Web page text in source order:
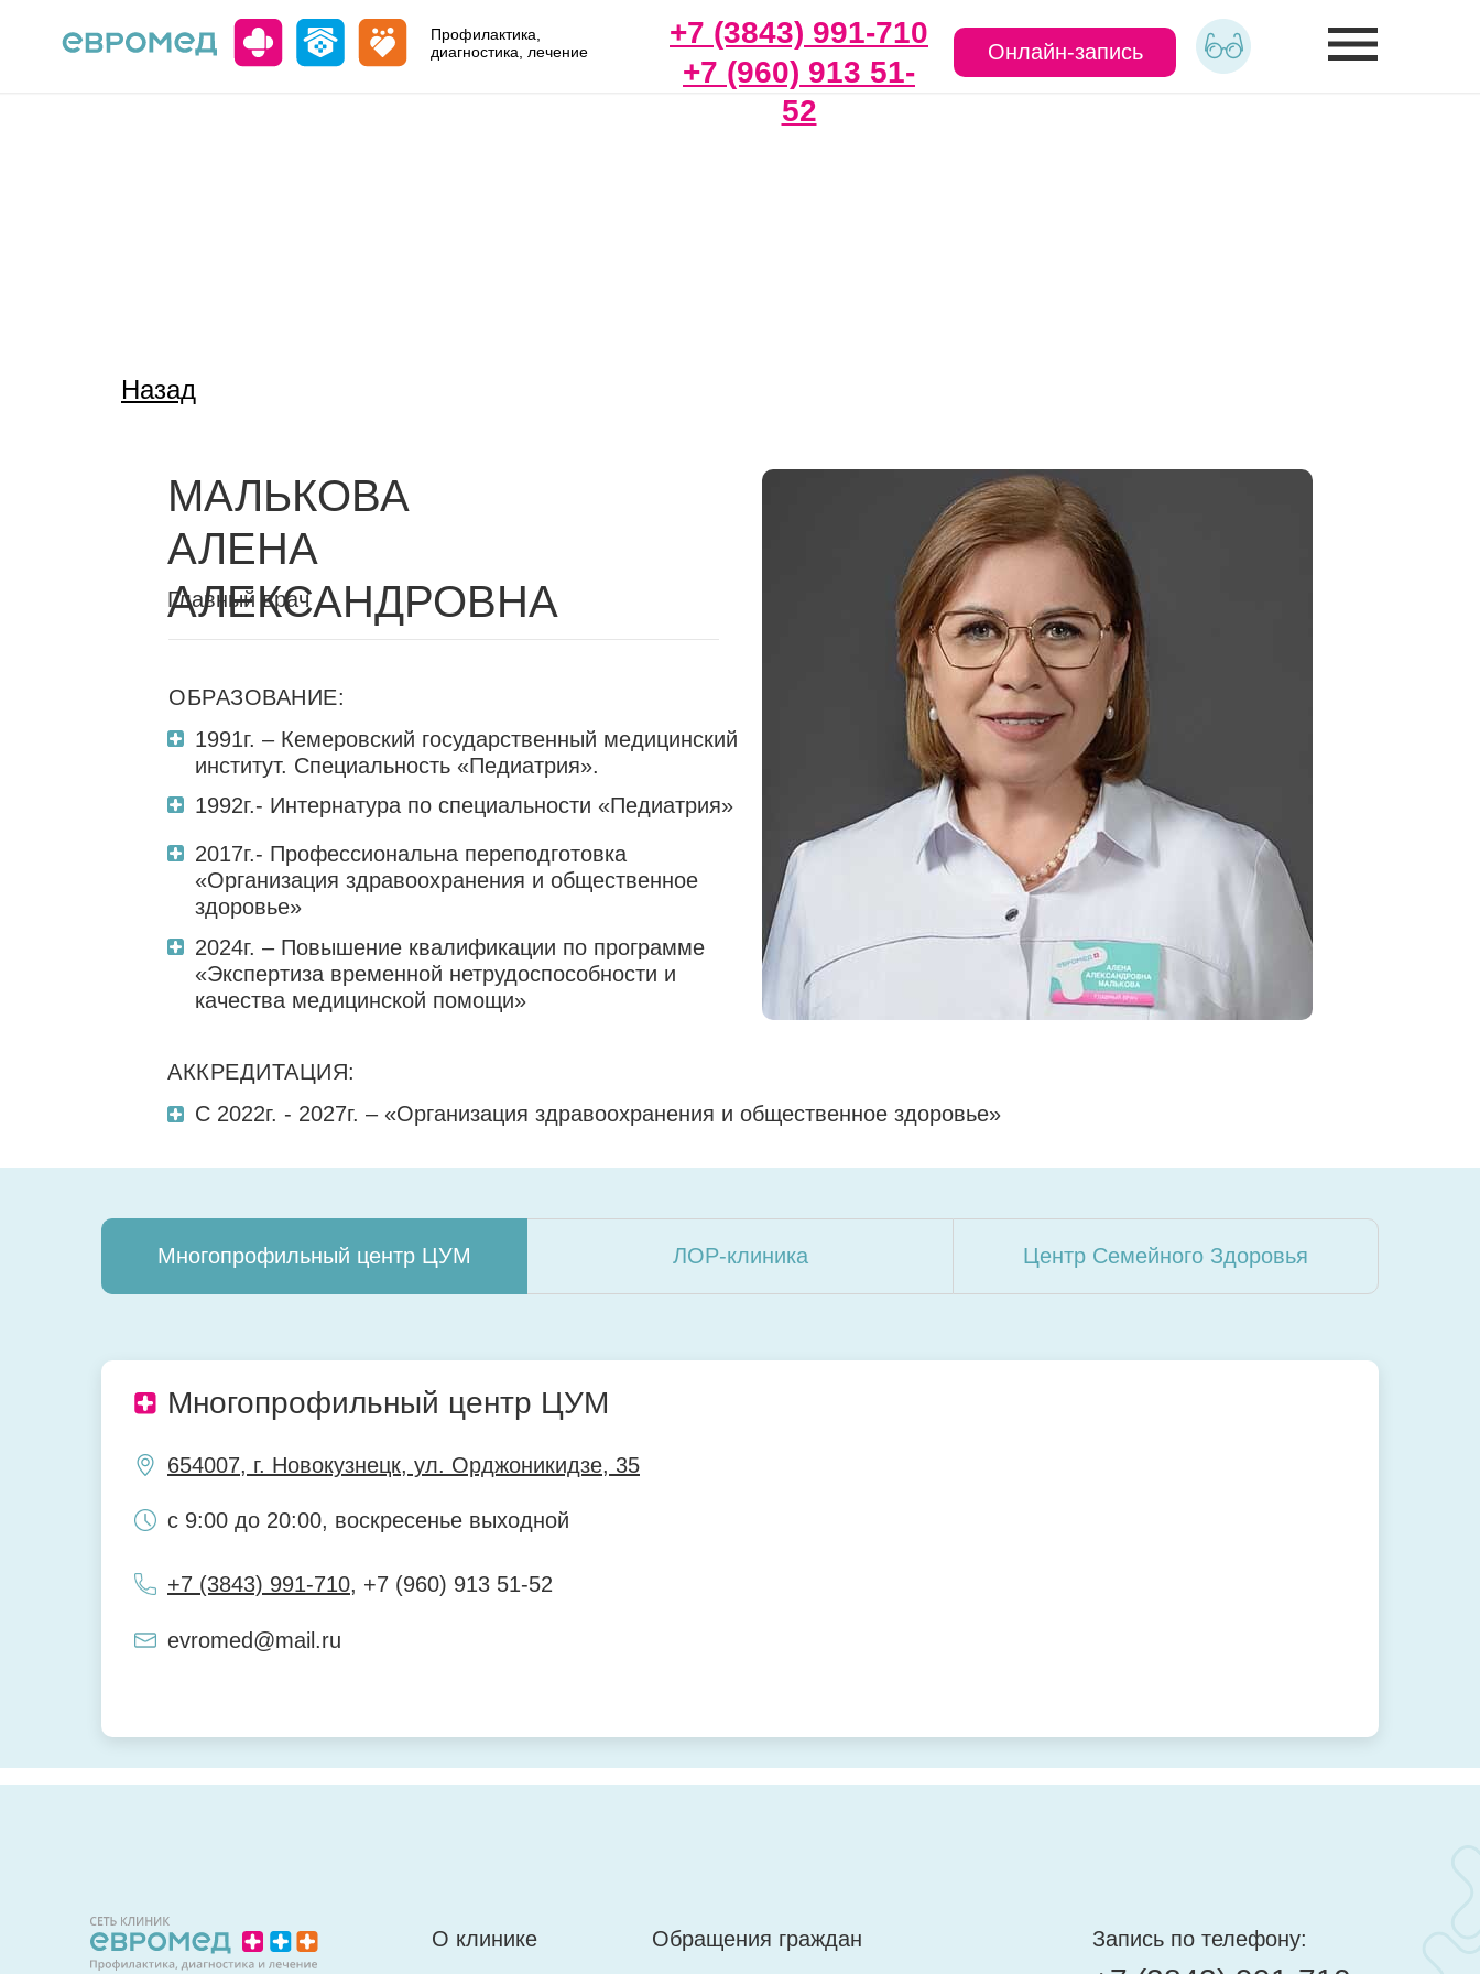
Профилактика,
диагностика, лечение
+7 (3843) 991-710
Онлайн-запись
+7 (960) 913 51-
52
МАЛЬКОВА
АЛЕНА
АЛЕКСАНДРОВНА
АККРЕДИТАЦИЯ:
С 2022г. - 2027г. – «Организация здравоохранения и общественное здоровье»
ОБРАЗОВАНИЕ:
1991г. – Кемеровский государственный медицинский
институт. Специальность «Педиатрия».
1992г.- Интернатура по специальности «Педиатрия»
2017г.- Профессиональна переподготовка
«Организация здравоохранения и общественное
здоровье»
2024г. – Повышение квалификации по программе
«Экспертиза временной нетрудоспособности и
качества медицинской помощи»
Главный врач
Назад
Многопрофильный центр ЦУМ ЛОР-клиника Центр Семейного Здоровья
Многопрофильный центр ЦУМ
654007, г. Новокузнецк, ул. Орджоникидзе, 35
с 9:00 до 20:00, воскресенье выходной
+7 (3843) 991-710, +7 (960) 913 51-52
evromed@mail.ru
с 9:00 до 20:00, воскресенье выходной
Будни с 9:00 до 20:00
О клинике
Обращения граждан Запись по телефону: